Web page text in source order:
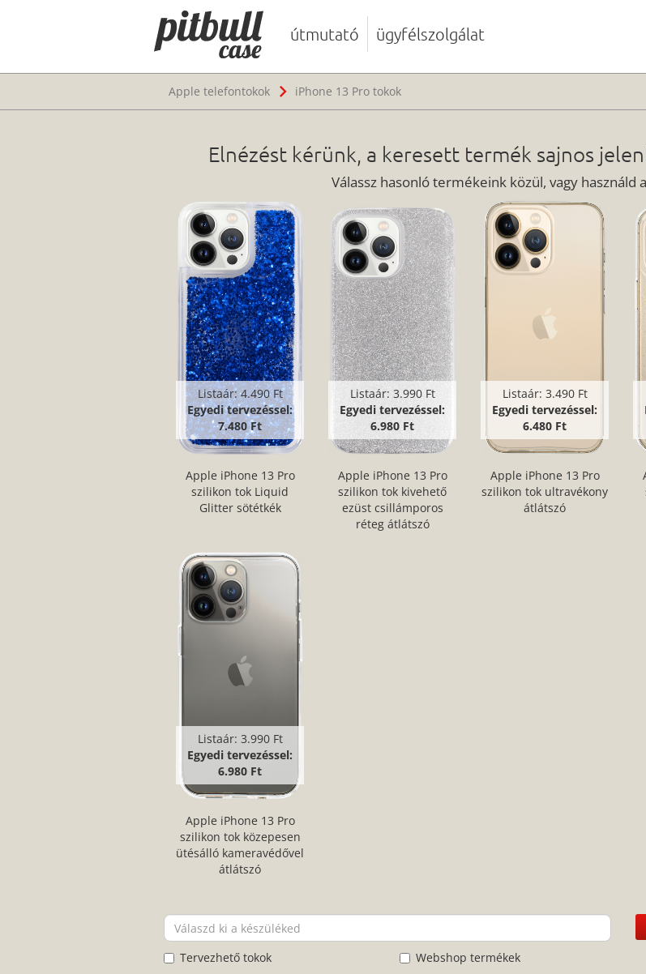
útmutató ügyfélszolgálat
Apple telefontokok iPhone 13 Pro tokok
Elnézést kérünk, a keresett termék sajnos
Válassz hasonló termékeink közül, vagy használd
Listaár:4.490 Ft
Egyedi tervezéssel:
7.480 Ft
Apple iPhone 13 Pro
szilikon tok Liquid
Glitter sötétkék
Listaár: 3.990 Ft
Egyedi tervezéssel:
6.980 Ft
Apple iPhone 13 Pro
szilikon tok kivehető
ezüst csillámporos
réteg átlátszó
Listaár: 3.490 Ft
Egyedi tervezéssel:
6.480 Ft
Apple iPhone 13 Pro
szilikon tok ultravékony
átlátszó
Listaár: 3.990 Ft
Egyedi tervezéssel:
6.980 Ft
Apple iPhone 13 Pro
szilikon tok közepesen
ütésálló kameravédővel
átlátszó
Tervezhető tokok Webshop termékek